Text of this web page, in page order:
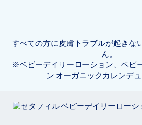
すべての方に皮膚トラブルが起きな
ん。
※ベビーデイリーローション、ベビ
ン オーガニックカレンデュ